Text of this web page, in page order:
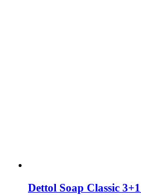
Dettol Soap Classic